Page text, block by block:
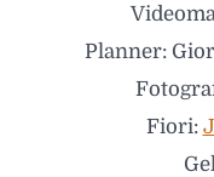
Planner:
Fiori: